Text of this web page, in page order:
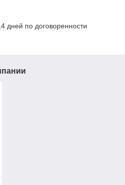
дней по договоренности